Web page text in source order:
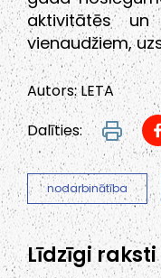
aktivitātēs
vienaudžiem,
Autors: LETA
Dalīties:
nodarbinātība
Līdzīgi raksti